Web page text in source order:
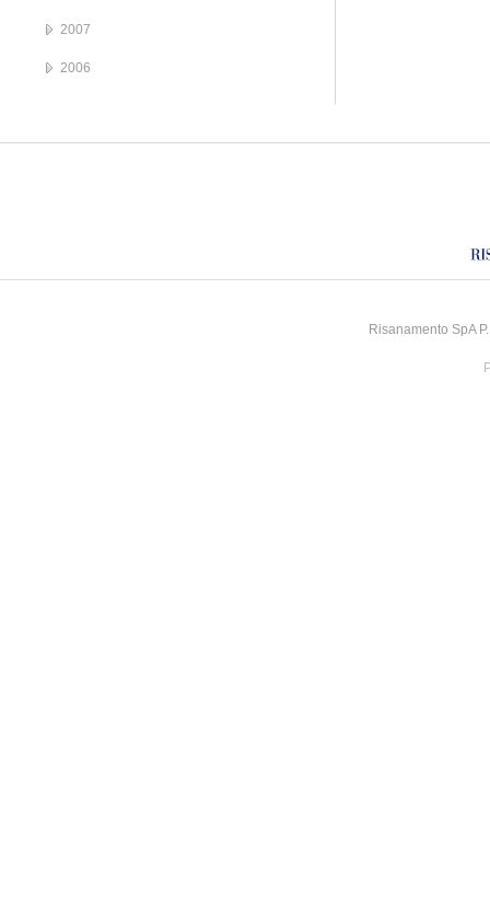
2007
2006
Risanamento SpA